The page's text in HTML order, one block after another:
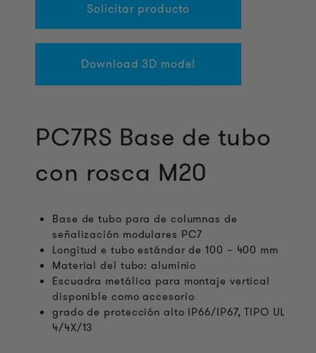
Solicitar producto
Download 3D model
PC7RS Base de tubo
con rosca M20
Base de tubo para de columnas de
señalización modulares PC7
Longitud e tubo estándar de 100 – 400 mm
Material del tubo: aluminio
Escuadra metálica para montaje vertical
disponible como accesorio
grado de protección alto IP66/IP67, TIPO UL
4/4X/13